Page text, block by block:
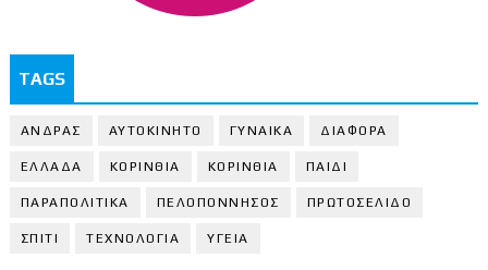
TAGS
ΑΝΔΡΑΣ ΑΥΤΟΚΙΝΗΤΟ ΓΥΝΑΙΚΑ ΔΙΑΦΟΡΑ
ΕΛΛΑΔΑ ΚΟΡΙΝΘΙΑ ΚΟΡΙΝΘΙA ΠΑΙΔΙ
ΠΑΡΑΠΟΛΙΤΙΚΑ ΠΕΛΟΠΟΝΝΗΣΟΣ ΠΡΩΤΟΣΕΛΙΔΟ
ΣΠΙΤΙ ΤΕΧΝΟΛΟΓΙΑ ΥΓΕΙΑ